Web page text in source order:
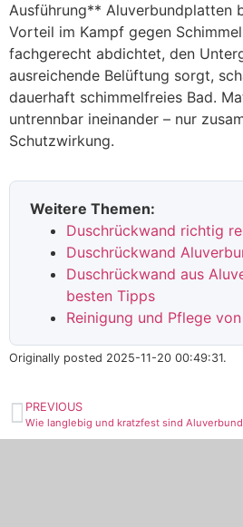
Ausführung** Aluverbundplatten
Vorteil im Kampf gegen
fachgerecht abdichtet, den
ausreichende Belüftung sorgt,
dauerhaft schimmelfreies Bad.
untrennbar ineinander – nur
Schutzwirkung.
Weitere Themen:
Duschrückwand richtig
Duschrückwand
Duschrückwand aus
besten Tipps
Reinigung und Pflege
Originally posted 2025-11-20 00:49:31.
PREVIOUS
Wie langlebig und kratzfest sind